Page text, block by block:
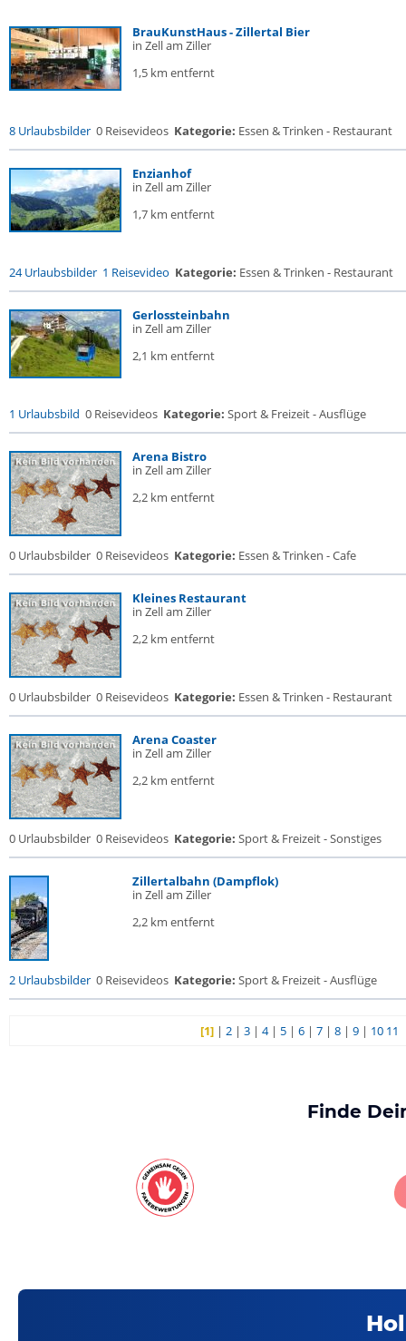
BrauKunstHaus - Zillertal Bier
in Zell am Ziller
1,5 km entfernt
8 Urlaubsbilder 0 Reisevideos Kategorie: Essen & Trinken - Restaurant
Enzianhof
in Zell am Ziller
1,7 km entfernt
24 Urlaubsbilder 1 Reisevideo Kategorie: Essen & Trinken - Restaurant
Gerlossteinbahn
in Zell am Ziller
2,1 km entfernt
1 Urlaubsbild 0 Reisevideos Kategorie: Sport & Freizeit - Ausflüge
Arena Bistro
in Zell am Ziller
2,2 km entfernt
0 Urlaubsbilder 0 Reisevideos Kategorie: Essen & Trinken - Cafe
Kleines Restaurant
in Zell am Ziller
2,2 km entfernt
0 Urlaubsbilder 0 Reisevideos Kategorie: Essen & Trinken - Restaurant
Arena Coaster
in Zell am Ziller
2,2 km entfernt
0 Urlaubsbilder 0 Reisevideos Kategorie: Sport & Freizeit - Sonstiges
Zillertalbahn (Dampflok)
in Zell am Ziller
2,2 km entfernt
2 Urlaubsbilder 0 Reisevideos Kategorie: Sport & Freizeit - Ausflüge
[1] |2 |3 |4| 5 |6 |7 |8 |9 | 10 11
Finde